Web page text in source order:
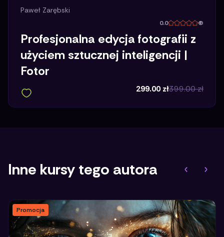
Paweł Zarębski
0.0 (
Profesjonalna edycja fotografii z
użyciem sztucznej inteligencji |
Fotor
299.00 zł399.00zł
Inne kursy tego autora
Promocja